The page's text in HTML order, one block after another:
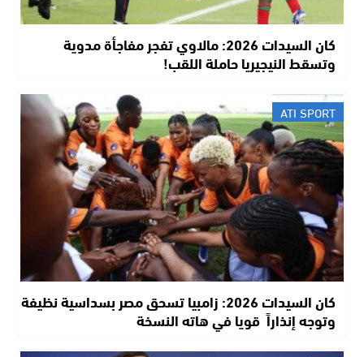
كان السيدات 2026: مالاوي تفجر مفاجأة مدوية
وتسقط النيجيريا حاملة اللقب!
ATI SPORT
كان السيدات 2026: زامبيا تسحق مصر بسداسية نظيفة
وتوجه إنذاراً قويا في هاته النسخة